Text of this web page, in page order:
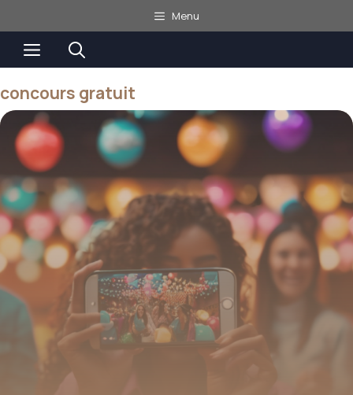
au
contenu
Menu
Menu
concours gratuit